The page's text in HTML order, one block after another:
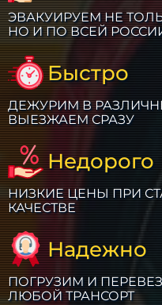
ЭВАКУИРУЕМ НЕ
НО И ПО ВСЕЙ
Быстро
ДЕЖУРИМ В
ВЫЕЗЖАЕМ СРАЗУ
Недорого
НИЗКИЕ ЦЕНЫ ПРИ
КАЧЕСТВЕ
Надежно
ПОГРУЗИМ И
ЛЮБОЙ ТРАНСОРТ